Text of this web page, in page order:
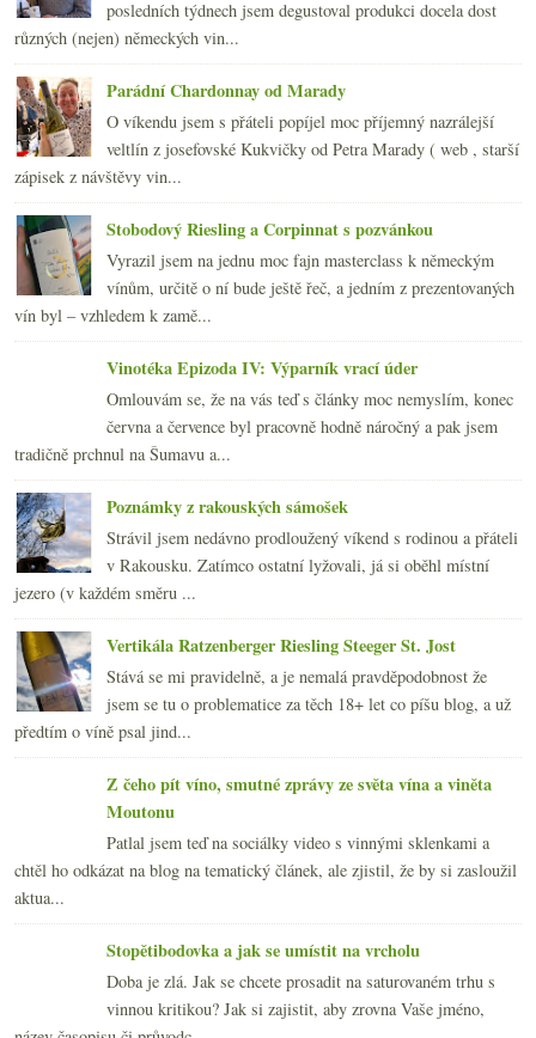
posledních týdnech jsem degustoval produkci docela dost
různých (nejen) německých vin...
Parádní Chardonnay od Marady
O víkendu jsem s přáteli popíjel moc příjemný nazrálejší
veltlín z josefovské Kukvičky od Petra Marady ( web , starší
zápisek z návštěvy vin...
Stobodový Riesling a Corpinnat s pozvánkou
Vyrazil jsem na jednu moc fajn masterclass k německým
vínům, určitě o ní bude ještě řeč, a jedním z prezentovaných
vín byl – vzhledem k zamě...
Vinotéka Epizoda IV: Výparník vrací úder
Omlouvám se, že na vás teď s články moc nemyslím, konec
června a července byl pracovně hodně náročný a pak jsem
tradičně prchnul na Šumavu a...
Poznámky z rakouských sámošek
Strávil jsem nedávno prodloužený víkend s rodinou a přáteli
v Rakousku. Zatímco ostatní lyžovali, já si oběhl místní
jezero (v každém směru ...
Vertikála Ratzenberger Riesling Steeger St. Jost
Stává se mi pravidelně, a je nemalá pravděpodobnost že
jsem se tu o problematice za těch 18+ let co píšu blog, a už
předtím o víně psal jind...
Z čeho pít víno, smutné zprávy ze světa vína a viněta
Moutonu
Patlal jsem teď na sociálky video s vinnými sklenkami a
chtěl ho odkázat na blog na tematický článek, ale zjistil, že by si zasloužil
aktua...
Stopětibodovka a jak se umístit na vrcholu
Doba je zlá. Jak se chcete prosadit na saturovaném trhu s
vinnou kritikou? Jak si zajistit, aby zrovna Vaše jméno,